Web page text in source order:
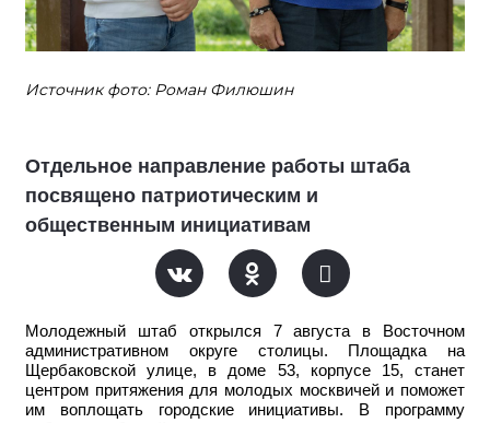
Источник фото: Роман Филюшин
Отдельное направление работы штаба
посвящено патриотическим и
общественным инициативам
Молодежный штаб открылся 7 августа в Восточном
административном округе столицы. Площадка на
Щербаковской улице, в доме 53, корпусе 15, станет
центром притяжения для молодых москвичей и поможет
им воплощать городские инициативы. В программу